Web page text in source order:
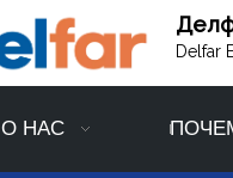
Delfar
О НАС